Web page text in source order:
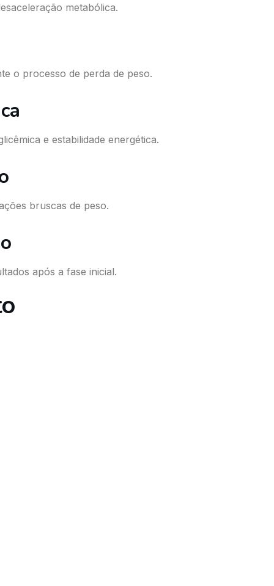
metabólica.
o processo de perda de peso.
e estabilidade energética.
bruscas de peso.
após a fase inicial.